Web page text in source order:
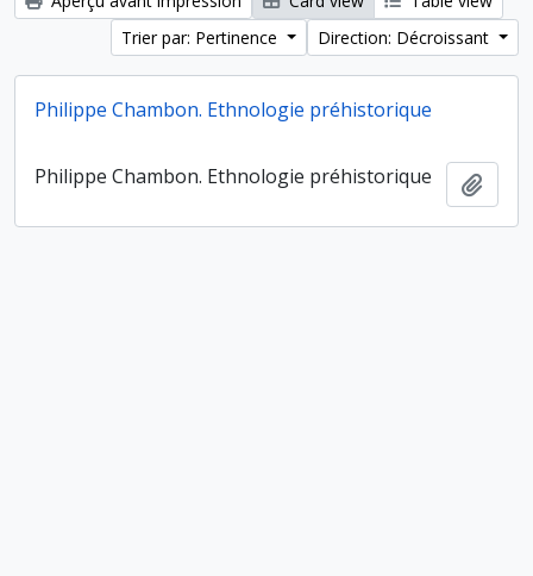
Trier par: Pertinence
Direction: Décroissant
Philippe Chambon. Ethnologie préhistorique
Philippe Chambon. Ethnologie préhistorique